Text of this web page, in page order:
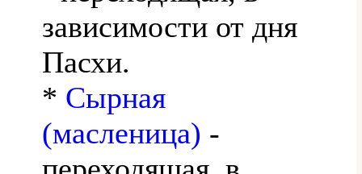
зависимости от дня
Пасхи.
* Сырная
(масленица) -